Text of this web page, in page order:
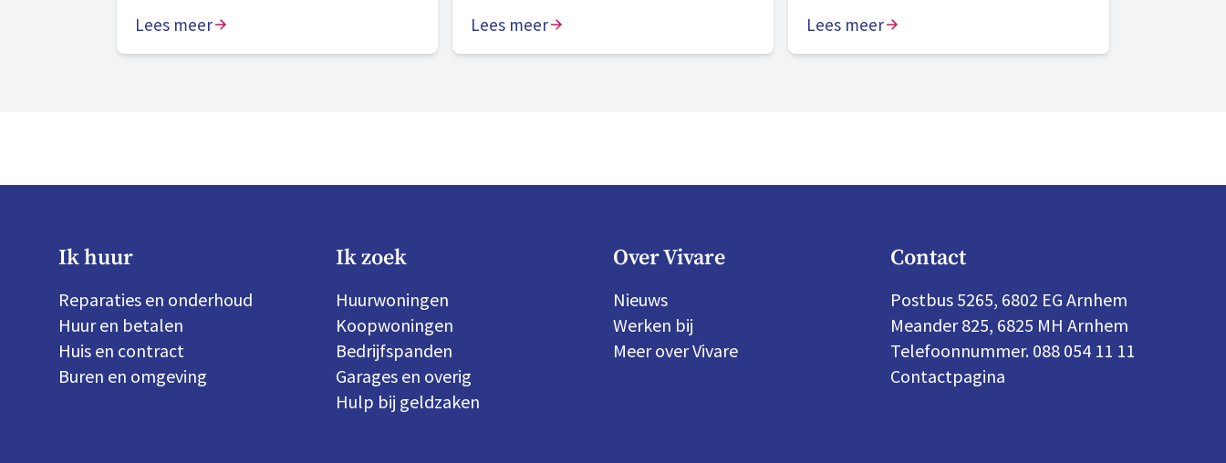
als bestuurder.
Lees meer Lees meer
onze zichtbare aanwezigheid in onze
Lees meer
Ik huur
Reparaties en onderhoud
Huur en betalen
Huis en contract
Buren en omgeving
Ik zoek
Huurwoningen
Koopwoningen
Bedrijfspanden
Garages en overig
Hulp bij geldzaken
Over Vivare
Nieuws
Werken bij
Meer over Vivare
Contact
Postbus 5265, 6802 EG Arnhem
Meander 825, 6825 MH Arnhem
Telefoonnummer. 088 054 11 11
Contactpagina